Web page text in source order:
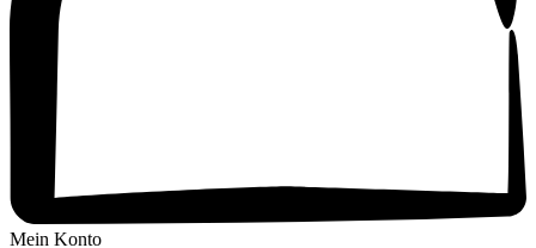
Mein Konto